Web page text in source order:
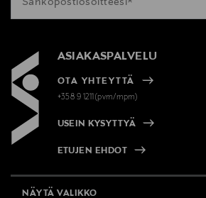
ASIAKASPALVELU
OTA YHTEYTTÄ
+358 9 1211(pvm/mpm)
USEIN KYSYTTYÄ
ETUJEN EHDOT
NÄYTÄ VALIKKO